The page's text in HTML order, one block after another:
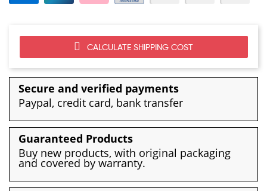
CALCULATE SHIPPING COST
Secure and verified payments
Paypal, credit card, bank transfer
Guaranteed Products
Buy new products, with original packaging
and covered by warranty.